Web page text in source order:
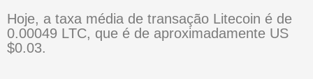
Hoje, a taxa média de transação Litecoin é de
0.00049 LTC, que é de aproximadamente US
$0.03.